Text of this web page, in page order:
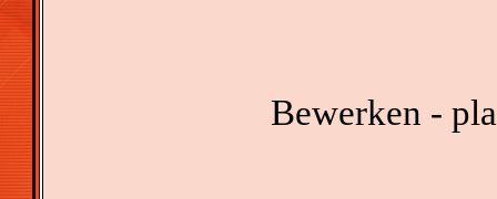
Bewerken -